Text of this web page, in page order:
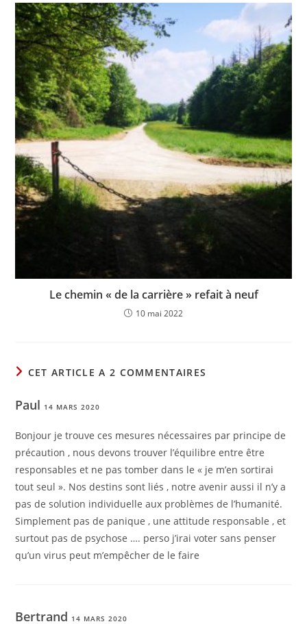
Le chemin « de la carrière » refait à neuf
10 mai 2022
CET ARTICLE A 2 COMMENTAIRES
Paul 14 MARS 2020
Bonjour je trouve ces mesures nécessaires par principe de
précaution , nous devons trouver l’équilibre entre être
responsables et ne pas tomber dans le « je m’en sortirai
tout seul ». Nos destins sont liés , notre avenir aussi il n’y a
pas de solution individuelle aux problèmes de l’humanité.
Simplement pas de panique , une attitude responsable , et
surtout pas de psychose …. perso j’irai voter sans penser
qu’un virus peut m’empêcher de le faire
Bertrand 14 MARS 2020